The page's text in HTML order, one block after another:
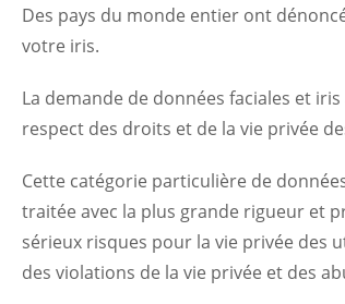
Des pays du monde entier ont
votre iris.
La demande de données faciales et
respect des droits et de la vie privée
Cette catégorie particulière de
traitée avec la plus grande rigueur et
sérieux risques pour la vie privée des
des violations de la vie privée et des